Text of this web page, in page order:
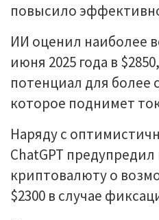
повысило
ИИ оценил наиболее
июня 2025 года в
потенциал для более
которое поднимет
Наряду с
ChatGPT
криптовалюту о
$2300 в случае